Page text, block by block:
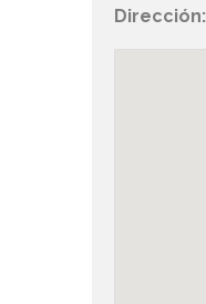
Dirección: